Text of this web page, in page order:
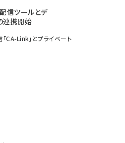
信ツールとデ
連携開始
CA-Link」とプライベート